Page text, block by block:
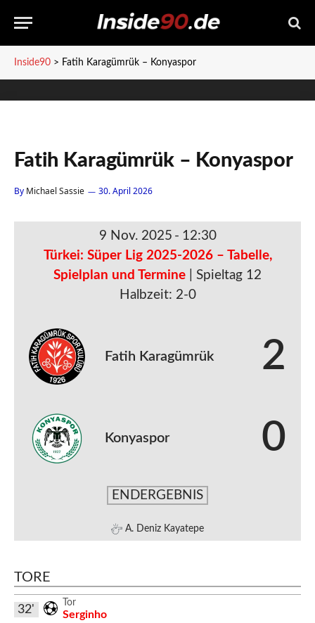
Inside90 > Fatih Karagümrük – Konyaspor
Fatih Karagümrük – Konyaspor
By Michael Sassie 30. April 2026
9 Nov. 2025 - 12:30
Türkei: Süper Lig 2025-2026 – Tabelle,
Spielplan und Termine
| Spieltag 12
Halbzeit: 2-0
Fatih Karagümrük 2
Konyaspor 0
ENDERGEBNIS
A. Deniz Kayatepe
TORE
Tor
Serginho
32'